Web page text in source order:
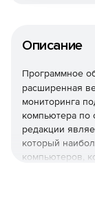
Описание
Программное
расширенная
мониторинга
компьютера по
редакции
который
компьютеров,